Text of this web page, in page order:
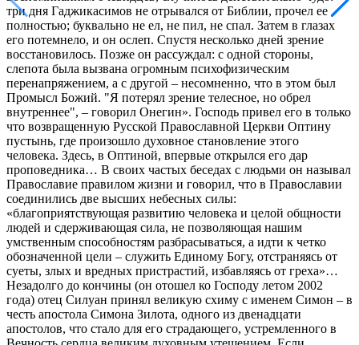
три дня Гаджикасимов не отрывался от Библии, прочел ее
полностью; буквально не ел, не пил, не спал. Затем в глазах
его потемнело, и он ослеп. Спустя несколько дней зрение
восстановилось. Позже он рассуждал: с одной стороны,
слепота была вызвана огромным психофизическим
перенапряжением, а с другой – несомненно, что в этом был
Промысл Божий. "Я потерял зрение телесное, но обрел
внутреннее", – говорил Онегин». Господь привел его в только
что возвращенную Русской Православной Церкви Оптину
пустынь, где произошло духовное становление этого
человека. Здесь, в Оптиной, впервые открылся его дар
проповедника… В своих частых беседах с людьми он называл
Православие правилом жизни и говорил, что в Православии
соединились две высших небесных силы:
«благоприятствующая развитию человека и целой общности
людей и сдерживающая сила, не позволяющая нашим
умственным способностям разбрасываться, а идти к четко
обозначенной цели – служить Единому Богу, отстраняясь от
суеты, злых и вредных пристрастий, избавляясь от греха»…
Незадолго до кончины (он отошел ко Господу летом 2002
года) отец Силуан принял великую схиму с именем Симон – в
честь апостола Симона Зилота, одного из двенадцати
апостолов, что стало для его страдающего, устремленного в